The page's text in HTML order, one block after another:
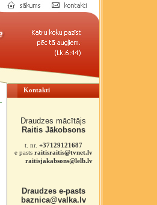
Kontakti
Draudzes mācītājs
Raitis Jākobsons
t. nr. +37129121687
e pasts raitisraitis@tvnet.lv
raitisjakabsons@lelb.lv
Draudzes e-pasts
baznica@valka.lv